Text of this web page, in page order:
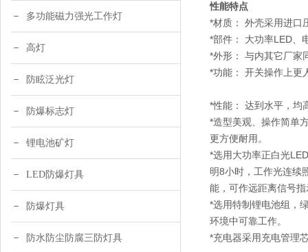
多功能磁力强光工作灯
高灯
防眩泛光灯
防爆标志灯
锂电池矿灯
LED防爆灯具
防爆灯具
防水防尘防腐三防灯具
性能特点
*材质： 外壳采用进口
*部件： 大功率LED、
*外形： 与内其它厂家
*功能： 开关操作上更
*性能： 达到水平，均
*造型美观、操作简单
更方便耐用。
*选用大功率正白光
明8小时，工作光连续
能，可作远距离信号指
*选用特制锂电池组，
环境中可靠工作。
*充电器采用充电管理